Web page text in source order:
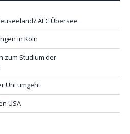
AEC Übersee
in Köln
zum Studium der
Uni umgeht
USA